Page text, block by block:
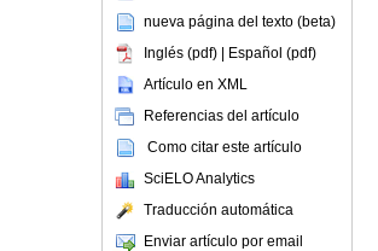
nueva página del texto (beta)
Inglés (pdf) | Español (pdf)
Artículo en XML
Referencias del artículo
Como citar este artículo
SciELO Analytics
Traducción automática
Enviar artículo por email